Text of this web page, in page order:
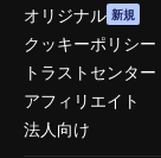
オリジナル 新規
クッキーポリシー
トラストセンター
アフィリエイト
法人向け